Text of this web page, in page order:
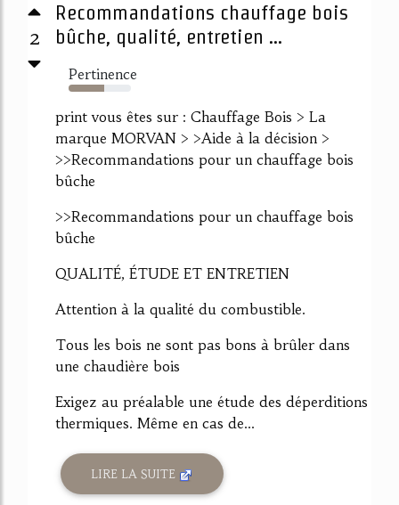
2
Recommandations chauffage bois
bûche, qualité, entretien ...
Pertinence
57%
print vous êtes sur : Chauffage Bois > La
marque MORVAN > >Aide à la décision >
>>Recommandations pour un chauffage bois
bûche
>>Recommandations pour un chauffage bois
bûche
QUALITÉ, ÉTUDE ET ENTRETIEN
Attention à la qualité du combustible.
Tous les bois ne sont pas bons à brûler dans
une chaudière bois
Exigez au préalable une étude des déperditions
thermiques. Même en cas de...
LIRE LA SUITE